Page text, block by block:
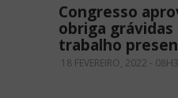
Congresso
obriga
trabalho
18 FEVEREIRO, 2022 -